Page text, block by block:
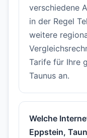
verschiedene
in der Regel
weitere
Tarife für Ihre
Taunus an.
Welche
Eppstein,